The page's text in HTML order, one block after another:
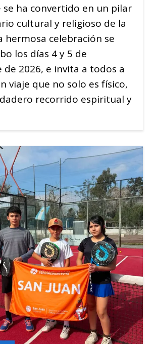
se ha convertido en un pilar
cultural y religioso de la
hermosa celebración se
los días 4 y 5 de
2026, e invita a todos a
viaje que no solo es físico,
recorrido espiritual y